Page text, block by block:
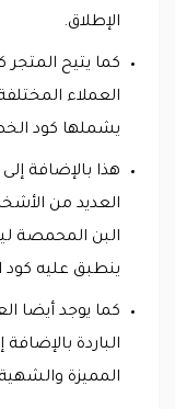
الإطلاق.
كما يتيح
العملاء
يشملها كود
هذا بالإضافة
العديد من
البن المحمصة
ينطبق عليه
كما يوجد أيضا
الباردة
المميزة